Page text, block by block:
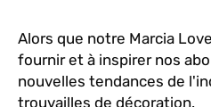
Alors que notre Marcia
fournir et à inspirer nos
nouvelles tendances de
trouvailles de décoration.